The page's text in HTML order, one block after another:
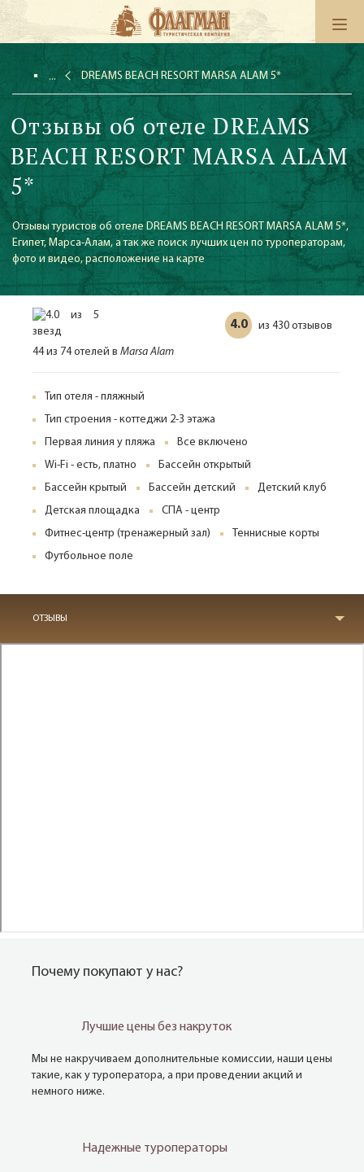
DREAMS BEACH RESORT MARSA ALAM 5*
Отзывы об отеле DREAMS
BEACH RESORT MARSA ALAM
5*
Отзывы туристов об отеле DREAMS BEACH RESORT MARSA ALAM 5*,
Египет, Марса-Алам, а так же поиск лучших цен по туроператорам,
фото и видео, расположение на карте
4.0 из 430 отзывов
44 из 74 отелей в Marsa Alam
Тип отеля - пляжный
Тип строения - коттеджи 2-3 этажа
Первая линия у пляжа
Все включено
Wi-Fi - есть, платно
Бассейн открытый
Бассейн крытый
Бассейн детский
Детский клуб
Детская площадка
СПА - центр
Фитнес-центр (тренажерный зал)
Теннисные корты
Футбольное поле
ОТЗЫВЫ
Почему покупают у нас?
Лучшие цены без накруток
Мы не накручиваем дополнительные комиссии, наши цены
такие, как у туроператора, а при проведении акций и
немного ниже.
Надежные туроператоры